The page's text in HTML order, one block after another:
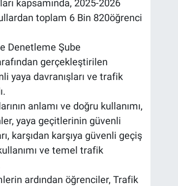
kapsamında, 2025-2026
toplam 6 Bin 820öğrenci
Denetleme Şube
gerçekleştirilen
yaya davranışları ve trafik
anlamı ve doğru kullanımı,
yaya geçitlerinin güvenli
karşıdan karşıya güvenli geçiş
ve temel trafik
ardından öğrenciler, Trafik